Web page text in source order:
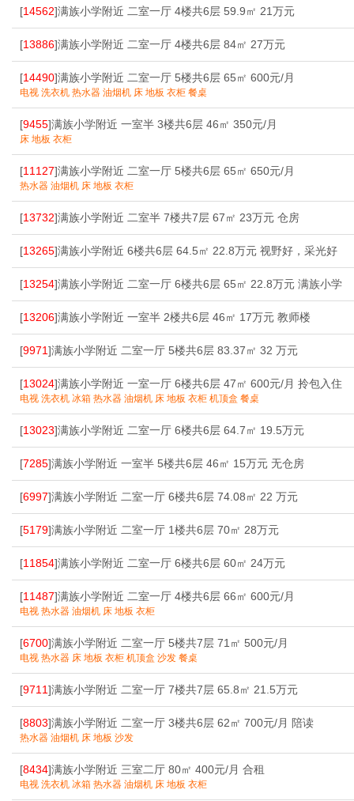
[14562]满族小学附近 二室一厅 4楼共6层 59.9㎡ 21万元
[13886]满族小学附近 二室一厅 4楼共6层 84㎡ 27万元
[14490]满族小学附近 二室一厅 5楼共6层 65㎡ 600元/月
电视 洗衣机 热水器 油烟机 床 地板 衣柜 餐桌
[9455]满族小学附近 一室半 3楼共6层 46㎡ 350元/月
床 地板 衣柜
[11127]满族小学附近 二室一厅 5楼共6层 65㎡ 650元/月
热水器 油烟机 床 地板 衣柜
[13732]满族小学附近 二室半 7楼共7层 67㎡ 23万元 仓房
[13265]满族小学附近 6楼共6层 64.5㎡ 22.8万元 视野好，采光好
[13254]满族小学附近 二室一厅 6楼共6层 65㎡ 22.8万元 满族小学
[13206]满族小学附近 一室半 2楼共6层 46㎡ 17万元 教师楼
[9971]满族小学附近 二室一厅 5楼共6层 83.37㎡ 32 万元
[13024]满族小学附近 一室一厅 6楼共6层 47㎡ 600元/月 拎包入住
电视 洗衣机 冰箱 热水器 油烟机 床 地板 衣柜 机顶盒 餐桌
[13023]满族小学附近 二室一厅 6楼共6层 64.7㎡ 19.5万元
[7285]满族小学附近 一室半 5楼共6层 46㎡ 15万元 无仓房
[6997]满族小学附近 二室一厅 6楼共6层 74.08㎡ 22 万元
[5179]满族小学附近 二室一厅 1楼共6层 70㎡ 28万元
[11854]满族小学附近 二室一厅 6楼共6层 60㎡ 24万元
[11487]满族小学附近 二室一厅 4楼共6层 66㎡ 600元/月
电视 热水器 油烟机 床 地板 衣柜
[6700]满族小学附近 二室一厅 5楼共7层 71㎡ 500元/月
电视 热水器 床 地板 衣柜 机顶盒 沙发 餐桌
[9711]满族小学附近 二室一厅 7楼共7层 65.8㎡ 21.5万元
[8803]满族小学附近 二室一厅 3楼共6层 62㎡ 700元/月 陪读
热水器 油烟机 床 地板 沙发
[8434]满族小学附近 三室二厅 80㎡ 400元/月 合租
电视 洗衣机 冰箱 热水器 油烟机 床 地板 衣柜